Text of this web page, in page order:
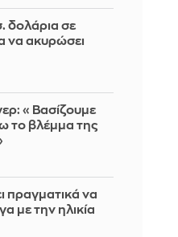
δολάρια σε
να ακυρώσει
«Βασίζουμε
το βλέμμα της
πραγματικά να
με την ηλικία